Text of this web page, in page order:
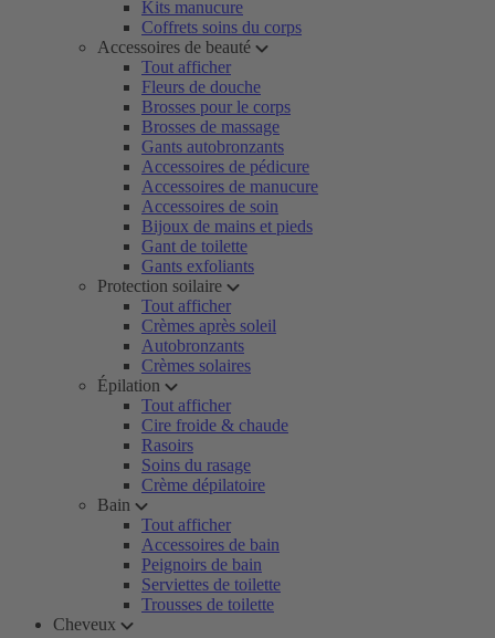
Kits manucure
Coffrets soins du corps
Accessoires de beauté
Tout afficher
Fleurs de douche
Brosses pour le corps
Brosses de massage
Gants autobronzants
Accessoires de pédicure
Accessoires de manucure
Accessoires de soin
Bijoux de mains et pieds
Gant de toilette
Gants exfoliants
Protection soilaire
Tout afficher
Crèmes après soleil
Autobronzants
Crèmes solaires
Épilation
Tout afficher
Cire froide & chaude
Rasoirs
Soins du rasage
Crème dépilatoire
Bain
Tout afficher
Accessoires de bain
Peignoirs de bain
Serviettes de toilette
Trousses de toilette
Cheveux